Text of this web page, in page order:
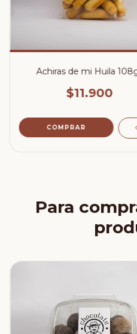
Achiras de mi Huila
$11.900
Para